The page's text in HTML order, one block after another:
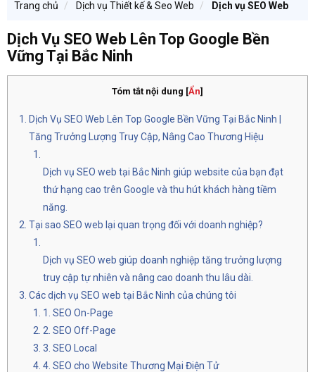
Trang chủ Dịch vụ Thiết kế & Seo Web Dịch vụ SEO Web
Dịch Vụ SEO Web Lên Top Google Bền
Vững Tại Bắc Ninh
Tóm tắt nội dung [Ẩn]
Dịch Vụ SEO Web Lên Top Google Bền Vững Tại Bắc Ninh |
Tăng Trưởng Lượng Truy Cập, Nâng Cao Thương Hiệu
Dịch vụ SEO web tại Bắc Ninh giúp website của bạn đạt
thứ hạng cao trên Google và thu hút khách hàng tiềm
năng.
Tại sao SEO web lại quan trọng đối với doanh nghiệp?
Dịch vụ SEO web giúp doanh nghiệp tăng trưởng lượng
truy cập tự nhiên và nâng cao doanh thu lâu dài.
Các dịch vụ SEO web tại Bắc Ninh của chúng tôi
1. SEO On-Page
2. SEO Off-Page
3. SEO Local
4. SEO cho Website Thương Mại Điện Tử